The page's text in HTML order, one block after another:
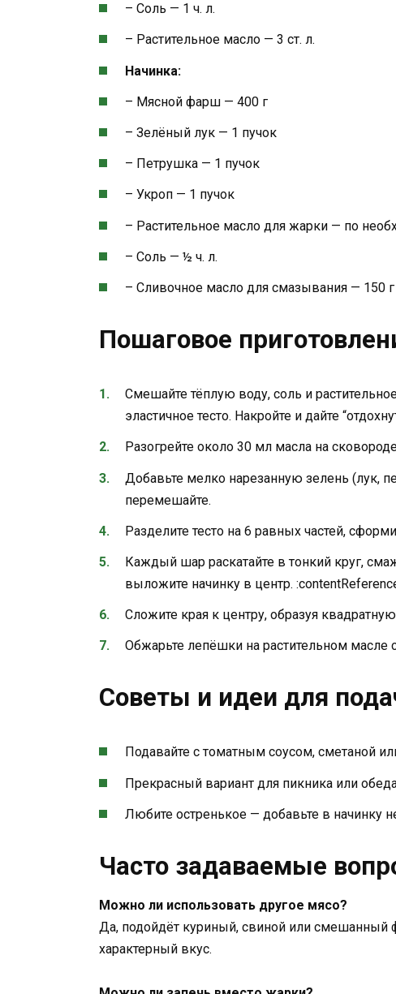
– Соль — 1 ч. л.
– Растительное масло — 3 ст. л.
Начинка:
– Мясной фарш — 400 г
– Зелёный лук — 1 пучок
– Петрушка — 1 пучок
– Укроп — 1 пучок
– Растительное масло для жарки — по
– Соль — ½ ч. л.
– Сливочное масло для смазывания — 150 г
Пошаговое
Смешайте тёплую воду, соль и
эластичное тесто. Накройте и дайте
Разогрейте около 30 мл масла на
Добавьте мелко нарезанную зелень (лук,
перемешайте.
Разделите тесто на 6 равных частей,
Каждый шар раскатайте в тонкий круг,
выложите начинку в центр.
Сложите края к центру, образуя
Обжарьте лепёшки на растительном масле
Советы и идеи для
Подавайте с томатным соусом, сметаной
Прекрасный вариант для пикника или
Любите остренькое — добавьте в начинку
Часто задаваемые
Можно ли использовать другое мясо?
Да, подойдёт куриный, свиной или
характерный вкус.